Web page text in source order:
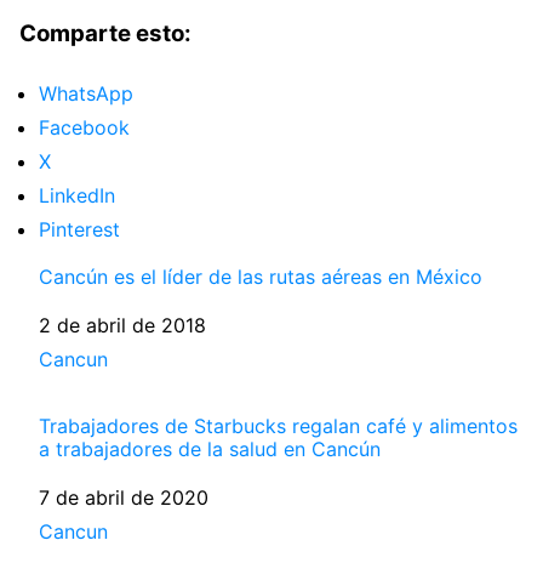
Comparte esto:
WhatsApp
Facebook
X
LinkedIn
Pinterest
Cancún es el líder de las rutas aéreas en México
Fecha
2 de abril de 2018
Respecto a
Cancun
Trabajadores de Starbucks regalan café y alimentos
a trabajadores de la salud en Cancún
Fecha
7 de abril de 2020
Respecto a
Cancun